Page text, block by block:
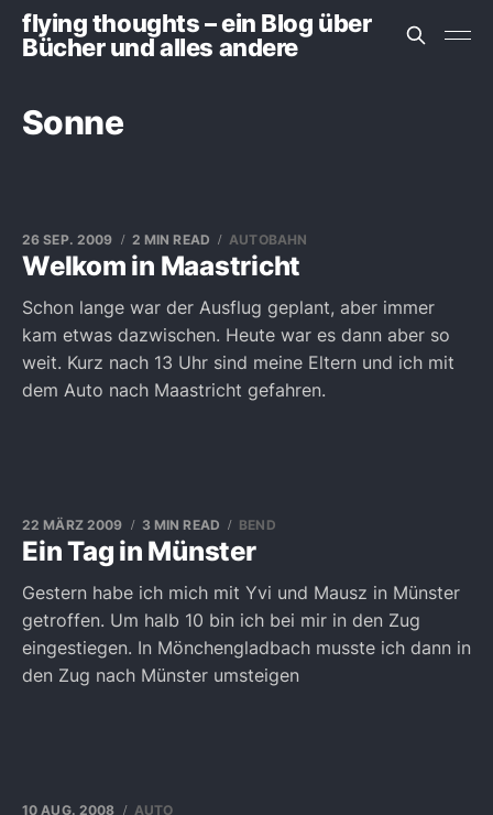
flying thoughts – ein Blog über
Bücher und alles andere
Sonne
Welkom in Maastricht
26 SEP. 2009 2 MIN READ AUTOBAHN
Schon lange war der Ausflug geplant, aber immer
kam etwas dazwischen. Heute war es dann aber so
weit. Kurz nach 13 Uhr sind meine Eltern und ich mit
dem Auto nach Maastricht gefahren.
Ein Tag in Münster
22 MÄRZ 2009 3 MIN READ BEND
Gestern habe ich mich mit Yvi und Mausz in Münster
getroffen. Um halb 10 bin ich bei mir in den Zug
eingestiegen. In Mönchengladbach musste ich dann in
den Zug nach Münster umsteigen
10 AUG. 2008 AUTO